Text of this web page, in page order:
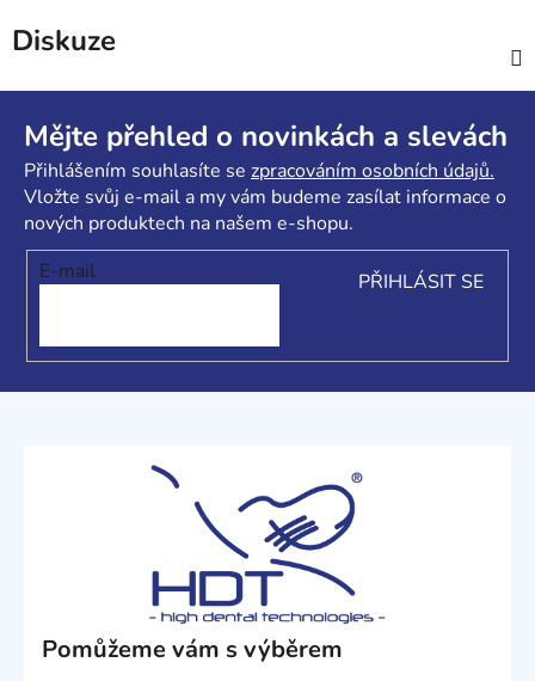
Diskuze
Mějte přehled o novinkách a slevách
Přihlášením souhlasíte se zpracováním osobních údajů.
Vložte svůj e-mail a my vám budeme zasílat informace o
nových produktech na našem e-shopu.
E-mail
PŘIHLÁSIT SE
Pomůžeme vám s výběrem